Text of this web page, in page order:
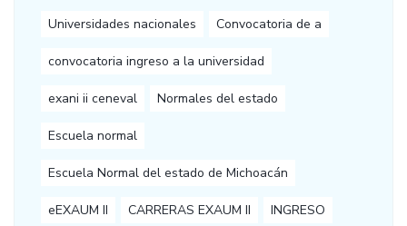
Universidades nacionales Convocatoria de a
convocatoria ingreso a la universidad
exani ii ceneval Normales del estado
Escuela normal
Escuela Normal del estado de Michoacán
eEXAUM II CARRERAS EXAUM II INGRESO